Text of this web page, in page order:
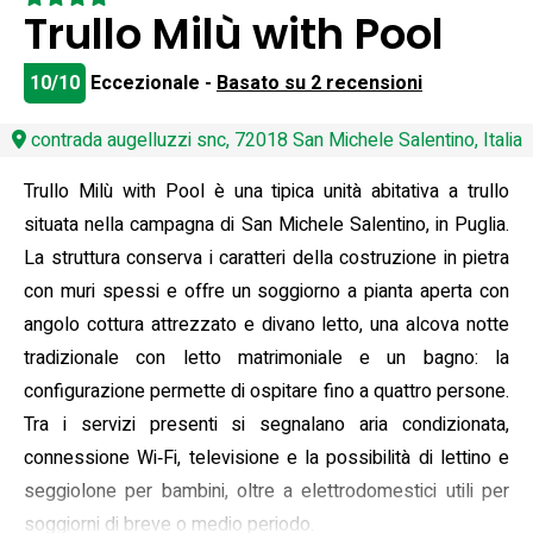
Trullo Milù with Pool
10/10 Eccezionale - Basato su 2 recensioni
contrada augelluzzi snc, 72018 San Michele Salentino, Italia
Trullo Milù with Pool è una tipica unità abitativa a trullo
situata nella campagna di San Michele Salentino, in Puglia.
La struttura conserva i caratteri della costruzione in pietra
con muri spessi e offre un soggiorno a pianta aperta con
angolo cottura attrezzato e divano letto, una alcova notte
tradizionale con letto matrimoniale e un bagno: la
configurazione permette di ospitare fino a quattro persone.
Tra i servizi presenti si segnalano aria condizionata,
connessione Wi‑Fi, televisione e la possibilità di lettino e
seggiolone per bambini, oltre a elettrodomestici utili per
soggiorni di breve o medio periodo.